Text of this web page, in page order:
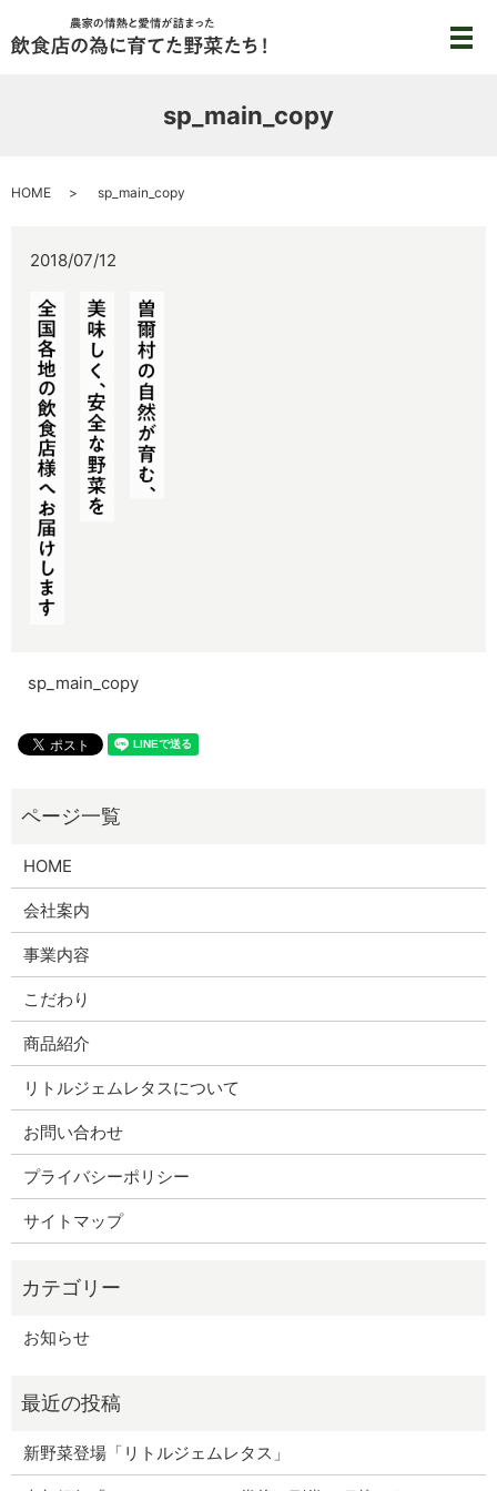
メ
sp_main_copy
HOME sp_main_copy
2018/07/12
sp_main_copy
HOME
会社案内
事業内容
こだわり
商品紹介
リトルジェムレタスについて
お問い合わせ
プライバシーポリシー
サイトマップ
お知らせ
新野菜登場「リトルジェムレタス」